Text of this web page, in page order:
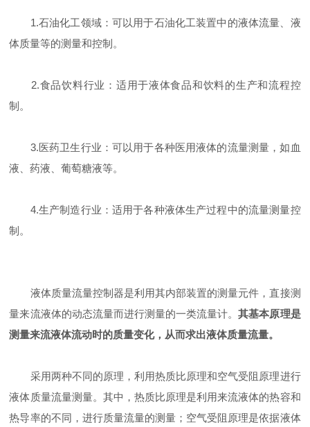
1.石油化工领域：可以用于石油化工装置中的液体流量、液
体质量等的测量和控制。
2.食品饮料行业：适用于液体食品和饮料的生产和流程控
制。
3.医药卫生行业：可以用于各种医用液体的流量测量，如血
液、药液、葡萄糖液等。
4.生产制造行业：适用于各种液体生产过程中的流量测量控
制。
液体质量流量控制器是利用其内部装置的测量元件，直接测
量来流液体的动态流量而进行测量的一类流量计。其基本原理是
测量来流液体流动时的质量变化，从而求出液体质量流量。
采用两种不同的原理，利用热质比原理和空气受阻原理进行
液体质量流量测量。其中，热质比原理是利用来流液体的热容和
热导率的不同，进行质量流量的测量；空气受阻原理是依据液体